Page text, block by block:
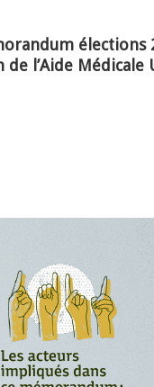
élections
l’Aide Médicale